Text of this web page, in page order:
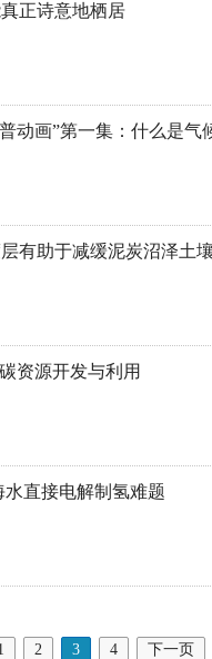
正诗意地栖居
动画”第一集：什么是气
有助于减缓泥炭沼泽土
资源开发与利用
直接电解制氢难题
2 3 4 下一页